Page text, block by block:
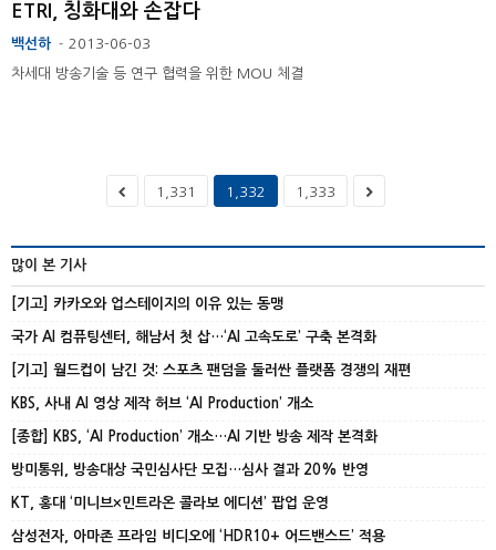
ETRI, 칭화대와 손잡다
백선하 - 2013-06-03
차세대 방송기술 등 연구 협력을 위한 MOU 체결
1,331 1,332 1,333
많이 본 기사
[기고] 카카오와 업스테이지의 이유 있는 동맹
국가 AI 컴퓨팅센터, 해남서 첫 삽…‘AI 고속도로’ 구축 본격화
[기고] 월드컵이 남긴 것: 스포츠 팬덤을 둘러싼 플랫폼 경쟁의 재편
KBS, 사내 AI 영상 제작 허브 ‘AI Production’ 개소
[종합] KBS, ‘AI Production’ 개소…AI 기반 방송 제작 본격화
방미통위, 방송대상 국민심사단 모집…심사 결과 20% 반영
KT, 홍대 ‘미니브×민트라온 콜라보 에디션’ 팝업 운영
삼성전자, 아마존 프라임 비디오에 ‘HDR10+ 어드밴스드’ 적용